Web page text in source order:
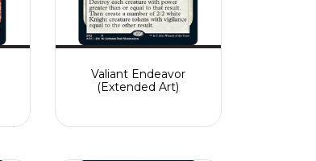
Valiant Endeavor
(Extended Art)